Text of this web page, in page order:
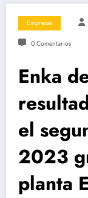
Empresas
0 Comentarios
Enka
el
2023
planta